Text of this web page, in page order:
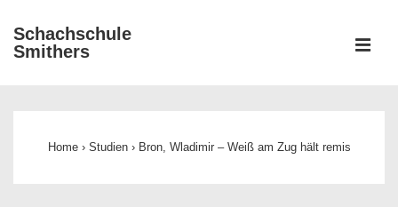
Zum
Inhalt
Schachschule
Smithers
Home › Studien › Bron, Wladimir – Weiß am Zug hält remis